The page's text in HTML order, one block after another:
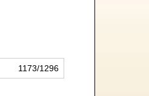
1173/1296